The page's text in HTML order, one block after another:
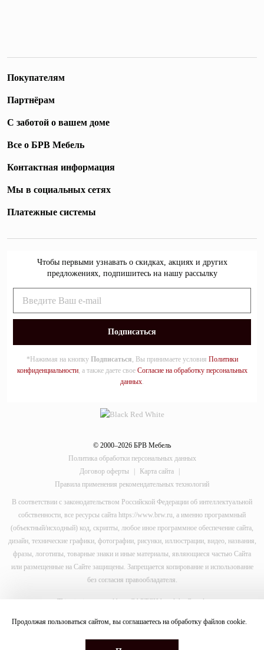
Покупателям
Партнёрам
С заботой о вашем доме
Все о БРВ Мебель
Контактная информация
Мы в социальных сетях
Платежные системы
Чтобы первыми узнавать о скидках, акциях и других
предложениях, подпишитесь на нашу рассылку
*Нажимая на кнопку Подписаться, Вы принимаете условия Политики
конфиденциальности, а также даете свое Согласие на обработку персональных
данных.
© 2000–2026 БРВ Мебель
Политика обработки персональных данных
Договор оферты
| Карта сайта
|
Правила применения рекомендательных технологий
В соответствии с законодательством Российской Федерации об интеллектуальной
собственности, все ресурсы сайта https://www.brw.ru, а именно программный
(объектный/исходный) код, скрипты, любое иное программное обеспечение сайта,
дизайн, технические графики, фотографии, рисунки, иллюстрации, видео, названия,
фразы, логотипы, товарные знаки и иные материалы, являющиеся частью Сайта
или размещенные на Сайте защищены. Запрещается копирование и использование
без согласия правообладателя.
This site is protected by reCAPTCHA and the Google
Terms of Service
Продолжая пользоваться сайтом, вы соглашаетесь на обработку файлов cookie.